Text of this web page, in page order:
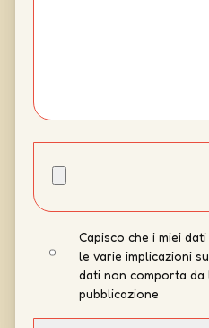
Capisco che i miei
le varie implicazioni
dati non comporta
pubblicazione